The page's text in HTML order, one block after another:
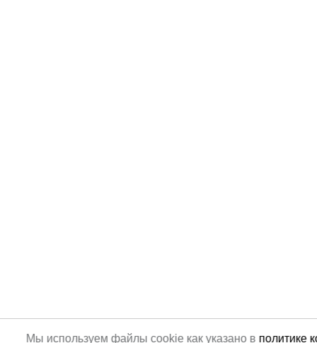
Мы используем файлы cookie как указано в политике